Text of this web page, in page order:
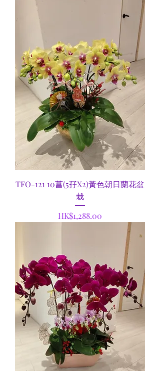
TFO-121 10菖(5孖X2)黃色朝日蘭花盆
栽
Price
HK$1,288.00